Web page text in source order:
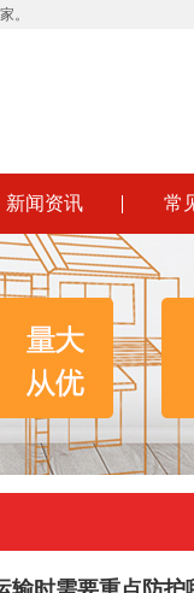
。
新闻资讯 常